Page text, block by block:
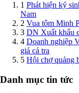
1 Phát hiện ký
Nam
2 Vua tôm Minh
3 DN Xuất khẩu
4 Doanh nghiệp
giá cá tra
5 Hội chợ quảng
Danh mục tin tức